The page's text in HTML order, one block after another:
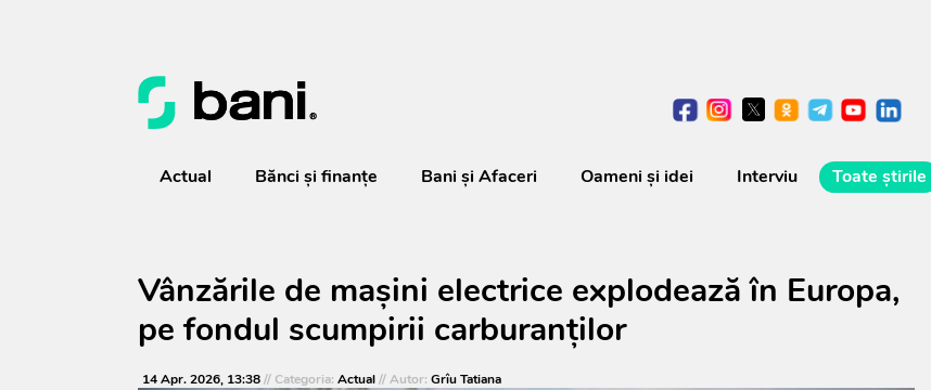
Actual Bănci şi finanţe Bani și Afaceri Oameni şi idei Interviu Toate știrile
Vânzările de mașini electrice explodează în Europa,
pe fondul scumpirii carburanților
14 Apr. 2026, 13:38// Categoria: Actual// Autor: Grîu Tatiana